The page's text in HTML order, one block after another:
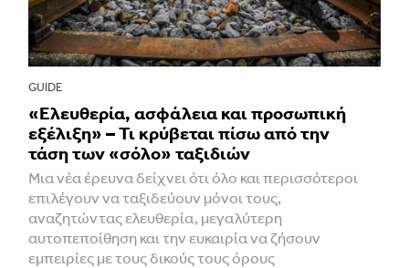
GUIDE
«Ελευθερία, ασφάλεια και προσωπική
εξέλιξη» – Τι κρύβεται πίσω από την
τάση των «σόλο» ταξιδιών
Μια νέα έρευνα δείχνει ότι όλο και περισσότεροι
επιλέγουν να ταξιδεύουν μόνοι τους,
αναζητώντας ελευθερία, μεγαλύτερη
αυτοπεποίθηση και την ευκαιρία να ζήσουν
εμπειρίες με τους δικούς τους όρους